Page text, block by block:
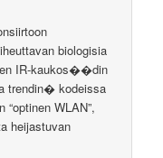
biologisia
IR-kaukos��din
trendin� kodeissa
WLAN”,
heijastuvan